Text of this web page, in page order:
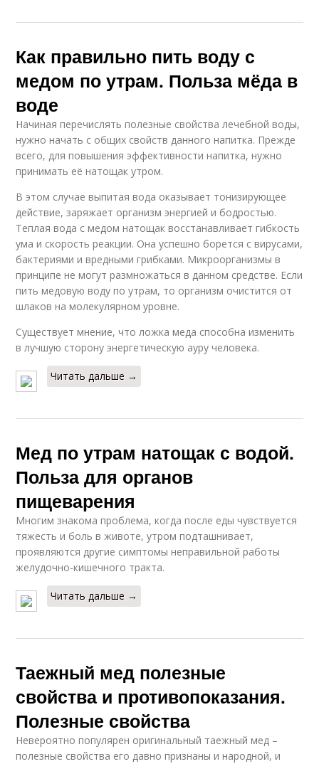
Как правильно пить воду с
медом по утрам. Польза мёда в
воде
Начиная перечислять полезные свойства лечебной воды,
нужно начать с общих свойств данного напитка. Прежде
всего, для повышения эффективности напитка, нужно
принимать её натощак утром.
В этом случае выпитая вода оказывает тонизирующее
действие, заряжает организм энергией и бодростью.
Теплая вода с медом натощак восстанавливает гибкость
ума и скорость реакции. Она успешно борется с вирусами,
бактериями и вредными грибками. Микроорганизмы в
принципе не могут размножаться в данном средстве. Если
пить медовую воду по утрам, то организм очистится от
шлаков на молекулярном уровне.
Существует мнение, что ложка меда способна изменить
в лучшую сторону энергетическую ауру человека.
Читать дальше →
Мед по утрам натощак с водой.
Польза для органов
пищеварения
Многим знакома проблема, когда после еды чувствуется
тяжесть и боль в животе, утром подташнивает,
проявляются другие симптомы неправильной работы
желудочно-кишечного тракта.
Читать дальше →
Таежный мед полезные
свойства и противопоказания.
Полезные свойства
Невероятно популярен оригинальный таежный мед –
полезные свойства его давно признаны и народной, и